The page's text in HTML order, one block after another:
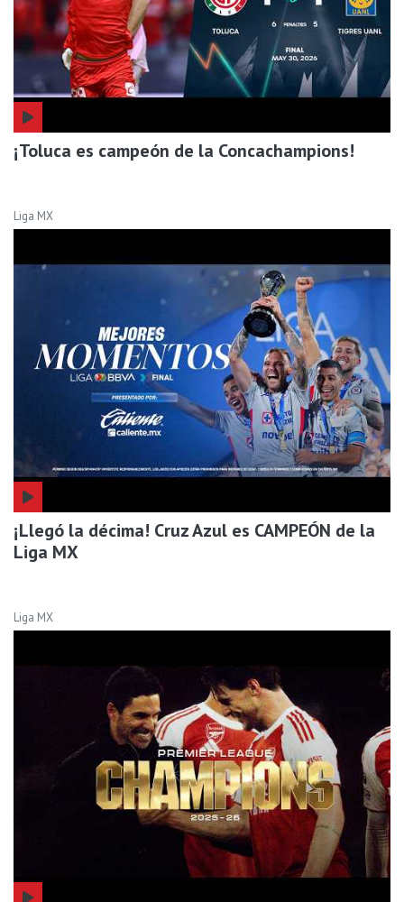
¡Toluca es campeón de la Concachampions!
Liga MX
¡Llegó la décima! Cruz Azul es CAMPEÓN de la
Liga MX
Liga MX